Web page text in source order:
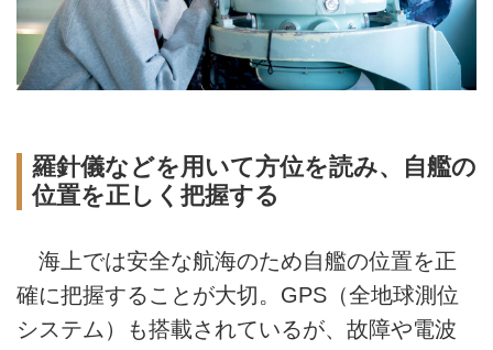
羅針儀などを用いて方位を読み、自艦の
位置を正しく把握する
海上では安全な航海のため自艦の位置を正
確に把握することが大切。GPS（全地球測位
システム）も搭載されているが、故障や電波